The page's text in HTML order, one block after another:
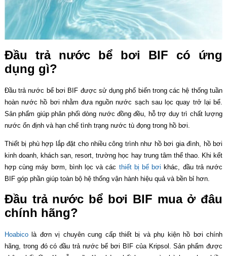
Đầu trả nước bể bơi BIF có ứng
dụng gì?
Đầu trả nước bể bơi BIF được sử dụng phổ biến trong các hệ thống tuần
hoàn nước hồ bơi nhằm đưa nguồn nước sạch sau lọc quay trở lại bể.
Sản phẩm giúp phân phối dòng nước đồng đều, hỗ trợ duy trì chất lượng
nước ổn định và hạn chế tình trạng nước tù đọng trong hồ bơi.
Thiết bị phù hợp lắp đặt cho nhiều công trình như hồ bơi gia đình, hồ bơi
kinh doanh, khách sạn, resort, trường học hay trung tâm thể thao. Khi kết
hợp cùng máy bơm, bình lọc và các thiết bị bể bơi khác, đầu trả nước
BIF góp phần giúp toàn bộ hệ thống vận hành hiệu quả và bền bỉ hơn.
Đầu trả nước bể bơi BIF mua ở đâu
chính hãng?
Hoabicolà đơn vị chuyên cung cấp thiết bị và phụ kiện hồ bơi chính
hãng, trong đó có đầu trả nước bể bơi BIF của Kripsol. Sản phẩm được